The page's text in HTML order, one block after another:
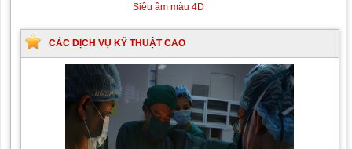
Siêu âm màu 4D
CÁC DỊCH VỤ KỸ THUẬT CAO